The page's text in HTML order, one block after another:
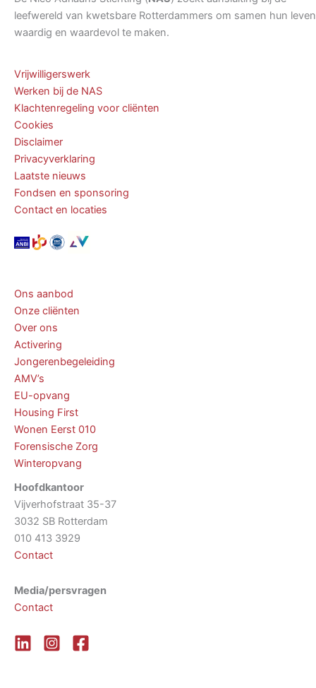
leefwereld van kwetsbare Rotterdammers om samen hun leven
waardig en waardevol te maken.
Vrijwilligerswerk
Werken bij de NAS
Klachtenregeling voor cliënten
Cookies
Disclaimer
Privacyverklaring
Laatste nieuws
Fondsen en sponsoring
Contact en locaties
Ons aanbod
Onze cliënten
Over ons
Activering
Jongerenbegeleiding
AMV’s
EU-opvang
Housing First
Wonen Eerst 010
Forensische Zorg
Winteropvang
Hoofdkantoor
Vijverhofstraat 35-37
3032 SB Rotterdam
010 413 3929
Contact
Media/persvragen
Contact